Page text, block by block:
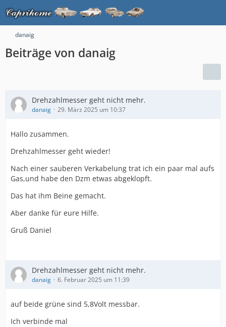
danaig
Beiträge von danaig
Drehzahlmesser geht nicht mehr.
danaig 29. März 2025 um 10:37
Hallo zusammen.
Drehzahlmesser geht wieder!
Nach einer sauberen Verkabelung trat ich ein paar mal aufs
Gas,und habe den Dzm etwas abgeklopft.
Das hat ihm Beine gemacht.
Aber danke für eure Hilfe.
Gruß Daniel
Drehzahlmesser geht nicht mehr.
danaig 6. Februar 2025 um 11:39
auf beide grüne sind 5,8Volt messbar.
Ich verbinde mal